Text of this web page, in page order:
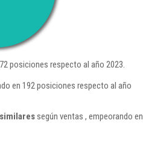
posiciones respecto al año 2023.
en 192 posiciones respecto al año
según ventas , empeorando en